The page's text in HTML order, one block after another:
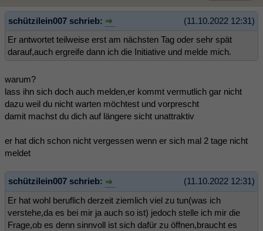
(11.10.2022 12:31)
schützilein007 schrieb:
Er antwortet teilweise erst am nächsten Tag oder sehr spät
darauf,auch ergreife dann ich die Initiative und melde mich.
warum?
lass ihn sich doch auch melden,er kommt vermutlich gar nicht
dazu weil du nicht warten möchtest und vorprescht
damit machst du dich auf längere sicht unattraktiv
er hat dich schon nicht vergessen wenn er sich mal 2 tage nicht
meldet
(11.10.2022 12:31)
schützilein007 schrieb:
Er hat wohl beruflich derzeit ziemlich viel zu tun(was ich
verstehe,da es bei mir ja auch so ist) jedoch stelle ich mir die
Frage,ob es denn sinnvoll ist sich dafür zu öffnen,braucht es